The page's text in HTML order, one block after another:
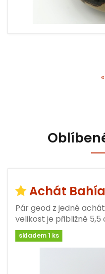
Achát
Pár geod z jedné
velikost je přibližně 5,5
skladem 1 ks